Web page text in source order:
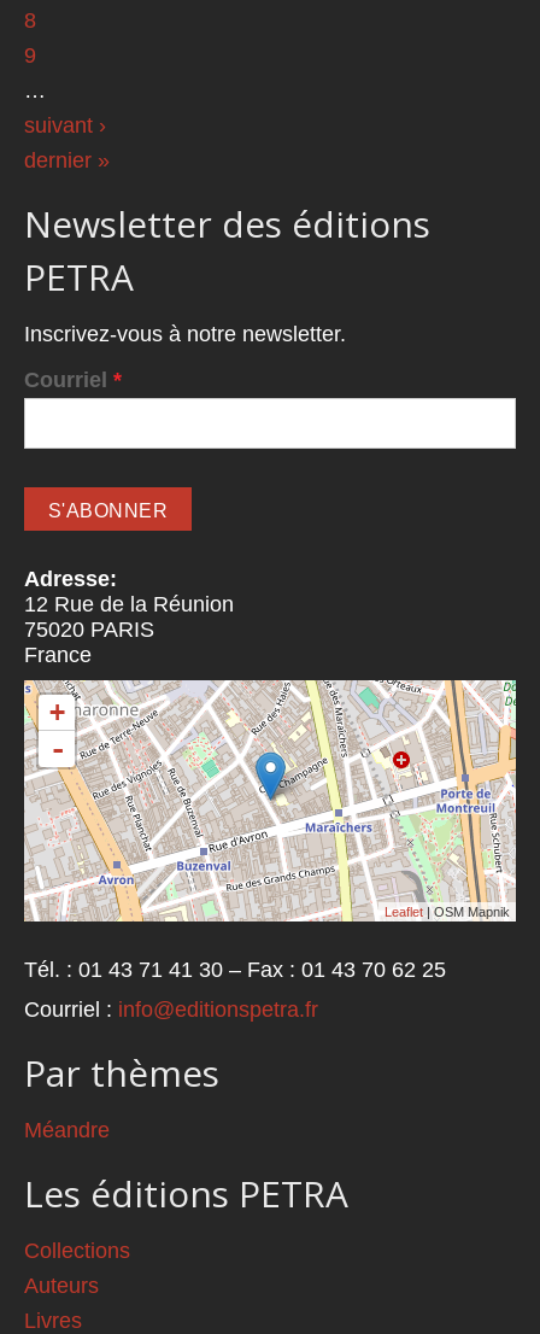
8
9
…
suivant ›
dernier »
Newsletter des éditions
PETRA
Inscrivez-vous à notre newsletter.
Courriel *
Adresse:
12 Rue de la Réunion
75020 PARIS
France
+
-
Leaflet | OSM Mapnik
Tél. : 01 43 71 41 30 – Fax : 01 43 70 62 25
Courriel : info@editionspetra.fr
Par thèmes
Méandre
Les éditions PETRA
Collections
Auteurs
Livres